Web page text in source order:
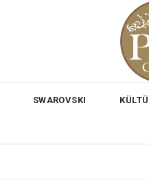
SWAROVSKI